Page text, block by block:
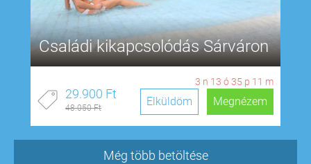
Családi kikapcsolódás Sárváron
3 n 13 ó35 p 10 m
29.900 Ft
48.050 Ft Megnézem
Elküldöm
Még több betöltése